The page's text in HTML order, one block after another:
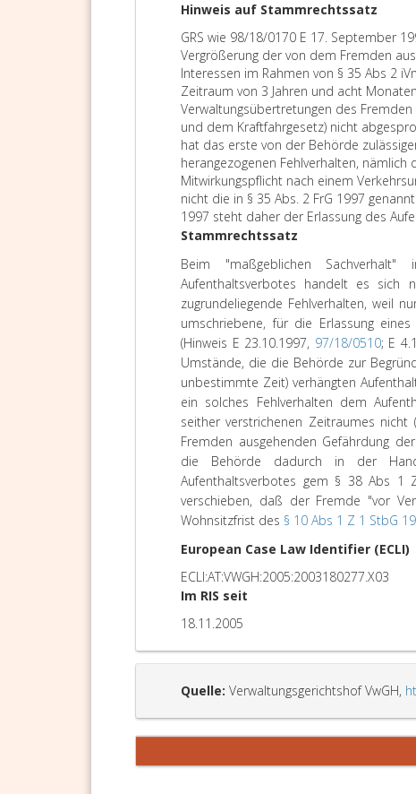
Hinweis auf Stammrechtssatz
GRS wie 98/18/0170 E 17. September
Vergrößerung der von dem Fremden
Interessen im Rahmen von § 35 Abs 2
Zeitraum von 3 Jahren und acht
Verwaltungsübertretungen des
und dem Kraftfahrgesetz) nicht
hat das erste von der Behörde
herangezogenen Fehlverhalten,
Mitwirkungspflicht nach einem
nicht die in § 35 Abs. 2 FrG 1997
1997 steht daher der Erlassung des
Stammrechtssatz
Beim "maßgeblichen
Aufenthaltsverbotes handelt es sich
zugrundeliegende Fehlverhalten, weil
umschriebene, für die Erlassung
(Hinweis E 23.10.1997, 97/18/0510; E
Umstände, die die Behörde zur
unbestimmte Zeit) verhängten
ein solches Fehlverhalten dem
seither verstrichenen Zeitraumes
Fremden ausgehenden Gefährdung
die Behörde dadurch in der
Aufenthaltsverbotes gem § 38 Abs 1
verschieben, daß der Fremde "vor
Wohnsitzfrist des § 10 Abs 1 Z 1 StbG
European Case Law Identifier (ECLI)
ECLI:AT:VWGH:2005:2003180277.X03
Im RIS seit
18.11.2005
Quelle: Verwaltungsgerichtshof VwGH,